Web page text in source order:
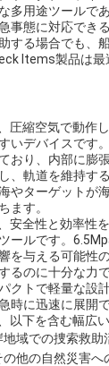
多用途ツールで
事態に対応でき
する場合でも、
Items製品は最
圧縮空気で動作
いデバイスです
おり、内部に膨
、軌道を維持す
やターゲットが
ます。
安全性と効率性
ールです。
を与える可能性
るのに十分な力
クトで軽量な設
時に迅速に展開で
以下を含む幅広
域での捜索救助
他の自然災害へ